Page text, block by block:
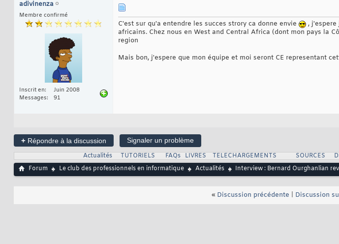
adivinenza
Membre confirmé
Inscrit en
Juin 2008
Messages
91
C'est sur qu'a entendre les succes strory ca donne envie
, j'espere
africains. Chez nous en West and Central Africa (dont mon pays la
region
Mais bon, j'espere que mon équipe et moi seront CE representant
+ Répondre à la discussion
Signaler un problème
Actualités
TUTORIELS FAQs LIVRES TELECHARGEMENTS SOURCES
Forum
Le club des professionnels en informatique Actualités Interview : Bernard Ourghanlian
« Discussion précédente Discussion